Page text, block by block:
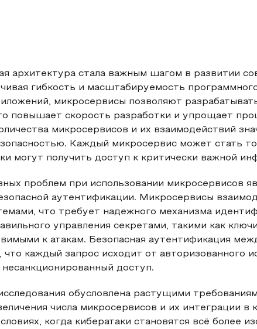
архитектура стала важным шагом в развитии
гибкость и масштабируемость
микросервисы позволяют
повышает скорость разработки и упрощает
микросервисов и их взаимодействий
Каждый микросервис может стать
могут получить доступ к критически важной
проблем при использовании микросервисов
аутентификации. Микросервисы
что требует надежного механизма
управления секретами, такими как
к атакам. Безопасная аутентификация
что каждый запрос исходит от авторизованного
доступ.
обусловлена растущими
числа микросервисов и их интеграции
когда кибератаки становятся всё более